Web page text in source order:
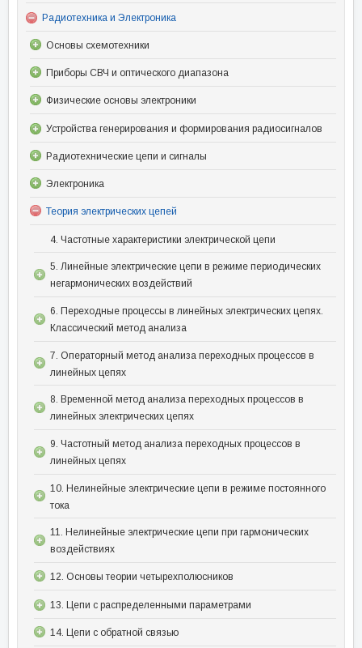
Радиотехника и Электроника
Основы схемотехники
Приборы СВЧ и оптического диапазона
Физические основы электроники
Устройства генерирования и формирования радиосигналов
Радиотехнические цепи и сигналы
Электроника
Теория электрических цепей
4. Частотные характеристики электрической цепи
5. Линейные электрические цепи в режиме периодических
негармонических воздействий
6. Переходные процессы в линейных электрических цепях.
Классический метод анализа
7. Операторный метод анализа переходных процессов в
линейных цепях
8. Временной метод анализа переходных процессов в
линейных электрических цепях
9. Частотный метод анализа переходных процессов в
линейных цепях
10. Нелинейные электрические цепи в режиме постоянного
тока
11. Нелинейные электрические цепи при гармонических
воздействиях
12. Основы теории четырехполюсников
13. Цепи с распределенными параметрами
14. Цепи с обратной связью